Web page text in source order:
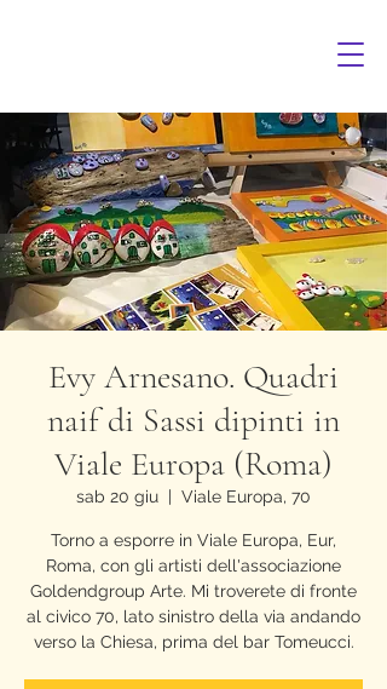
Evy Arnesano. Quadri
naif di Sassi dipinti in
Viale Europa (Roma)
sab 20 giu
  |
Viale Europa, 70
Torno a esporre in Viale Europa, Eur,
Roma, con gli artisti dell'associazione
Goldendgroup Arte. Mi troverete di fronte
al civico 70, lato sinistro della via andando
verso la Chiesa, prima del bar Tomeucci.